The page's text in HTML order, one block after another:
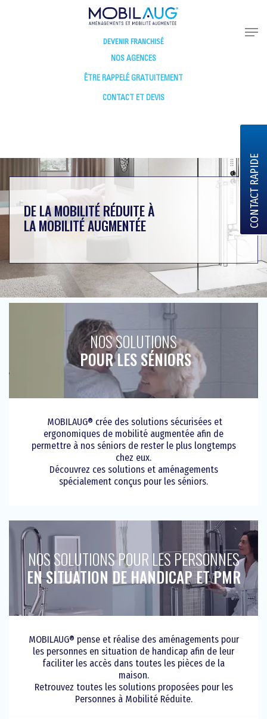
DEVENIR FRANCHISÉ
NOS AGENCES
ÊTRE RAPPELÉ GRATUITEMENT
CONTACT ET DEVIS
DE LA MOBILITÉ RÉDUITE À
LA MOBILITÉ AUGMENTÉE
NOS SOLUTIONS
POUR LES SÉNIORS
MOBILAUG® crée des solutions sécurisées et
ergonomiques de mobilité augmentée afin de
permettre à nos séniors de rester le plus longtemps
chez eux.
Découvrez ces solutions et aménagements
spécialement conçus pour les séniors.
NOS SOLUTIONS POUR LES PERSONNES
EN SITUATION DE HANDICAP ET PMR
MOBILAUG® pense et réalise des aménagements pour
les personnes en situation de handicap afin de leur
faciliter les accès dans toutes les pièces de la
maison.
Retrouvez toutes les solutions proposées pour les
Personnes à Mobilité Réduite.
CONTACT RAPIDE